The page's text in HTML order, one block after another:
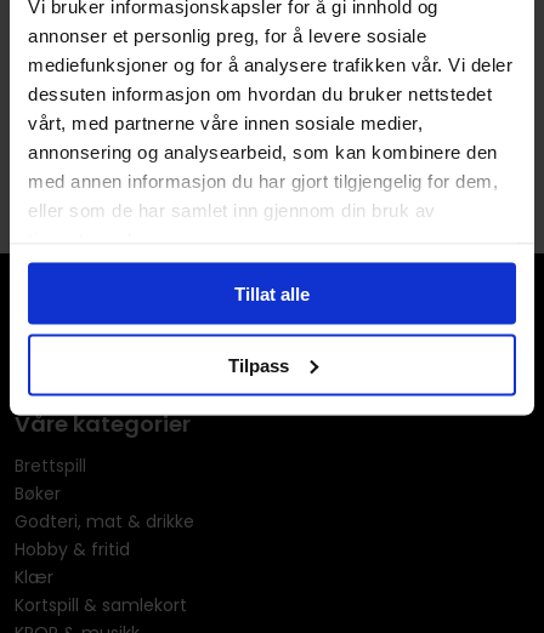
Vi bruker informasjonskapsler for å gi innhold og
annonser et personlig preg, for å levere sosiale
mediefunksjoner og for å analysere trafikken vår. Vi deler
dessuten informasjon om hvordan du bruker nettstedet
vårt, med partnerne våre innen sosiale medier,
annonsering og analysearbeid, som kan kombinere den
med annen informasjon du har gjort tilgjengelig for dem,
eller som de har samlet inn gjennom din bruk av
Tillat alle
Tilpass
Korttype
CreatureogLegendary
Kort Subtype
Avatar og Wizard
Våre kategorier
Brettspill
Bøker
Godteri, mat & drikke
Hobby & fritid
Klær
Kortspill & samlekort